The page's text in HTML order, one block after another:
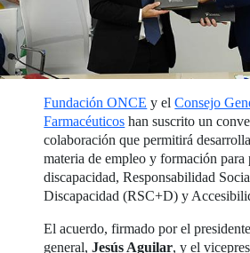
Fundación ONCE y elConsejo
Farmacéuticos han suscrito un
colaboración que permitirá
materia de empleo y formación para
discapacidad, Responsabilidad
Discapacidad (RSC+D) y
El acuerdo, firmado por el
general, Jesús Aguilar, y el